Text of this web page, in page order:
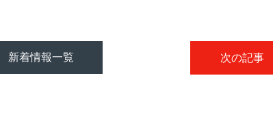
次の記事
新着情報一覧